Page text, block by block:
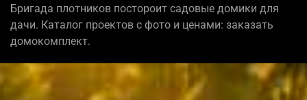
Бригада плотников постороит садовые домики для
дачи. Каталог проектов с фото и ценами: заказать
домокомплект.